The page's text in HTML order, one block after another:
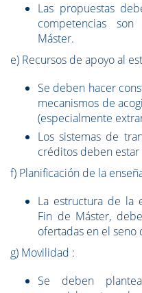
Las propuestas
competencias
Máster.
e) Recursos de apoyo al
Se deben hacer
mecanismos de
(especialmente
Los sistemas de
créditos deben
f) Planificación de la
La estructura de la
Fin de Máster,
ofertadas en el seno
g) Movilidad :
Se deben